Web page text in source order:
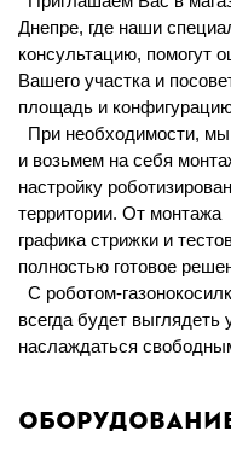
Днепре, где наши
консультацию, помогут
Вашего участка и
площадь и конфигурацию
При необходимости,
и возьмем на себя
настройку
территории. От монтажа
графика стрижки и
полностью готовое
С роботом-
всегда будет
наслаждаться